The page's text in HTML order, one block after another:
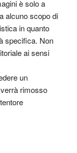
è solo a
alcuno scopo di
in quanto
specifica. Non
ai sensi
un
rimosso